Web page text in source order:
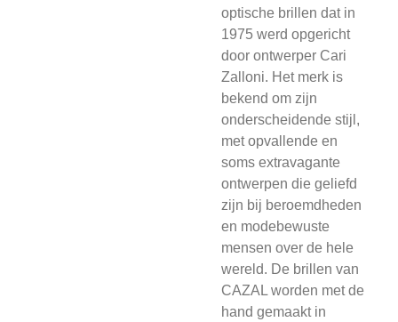
optische brillen dat in
1975 werd opgericht
door ontwerper Cari
Zalloni. Het merk is
bekend om zijn
onderscheidende stijl,
met opvallende en
soms extravagante
ontwerpen die geliefd
zijn bij beroemdheden
en modebewuste
mensen over de hele
wereld. De brillen van
CAZAL worden met de
hand gemaakt in